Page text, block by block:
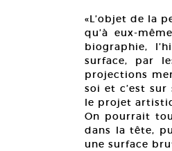
«L’objet de la
qu’à eux-
biographie,
surface, par
projections
soi et c’est
le projet
On pourrait
dans la tête,
une surface